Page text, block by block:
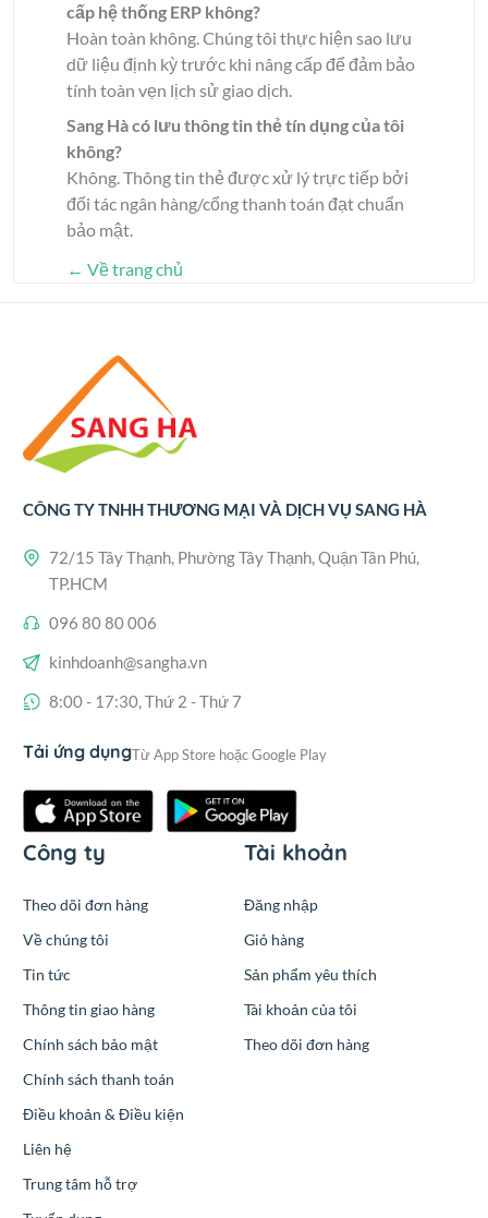
cấp hệ thống ERP không?
Hoàn toàn không. Chúng tôi thực hiện sao lưu
dữ liệu định kỳ trước khi nâng cấp để đảm bảo
tính toàn vẹn lịch sử giao dịch.
Sang Hà có lưu thông tin thẻ tín dụng của tôi
không?
Không. Thông tin thẻ được xử lý trực tiếp bởi
đối tác ngân hàng/cổng thanh toán đạt chuẩn
bảo mật.
← Về trang chủ
CÔNG TY TNHH THƯƠNG MẠI VÀ DỊCH VỤ SANG HÀ
72/15 Tây Thạnh, Phường Tây Thạnh, Quận Tân Phú,
TP.HCM
096 80 80 006
kinhdoanh@sangha.vn
8:00 - 17:30, Thứ 2 - Thứ 7
Tải ứng dụngTừ App Store hoặc Google Play
Công ty
Theo dõi đơn hàng
Về chúng tôi
Tin tức
Thông tin giao hàng
Chính sách bảo mật
Chính sách thanh toán
Điều khoản & Điều kiện
Liên hệ
Trung tâm hỗ trợ
Tài khoản
Đăng nhập
Giỏ hàng
Sản phẩm yêu thích
Tài khoản của tôi
Theo dõi đơn hàng